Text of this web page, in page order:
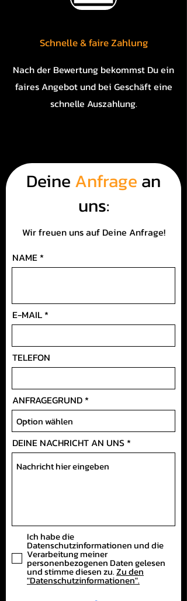
Schnelle & faire Zahlung
Nach der Bewertung bekommst Du ein
faires Angebot und bei Geschäft eine
schnelle Auszahlung.
Deine Anfrage an
uns:
Wir freuen uns auf Deine Anfrage!
NAME
E-MAIL
TELEFON
ANFRAGEGRUND
DEINE NACHRICHT AN UNS
Ich habe die
Datenschutzinformationen und die
Verarbeitung meiner
personenbezogenen Daten gelesen
und stimme diesen zu.Zu den
"Datenschutzinformationen".